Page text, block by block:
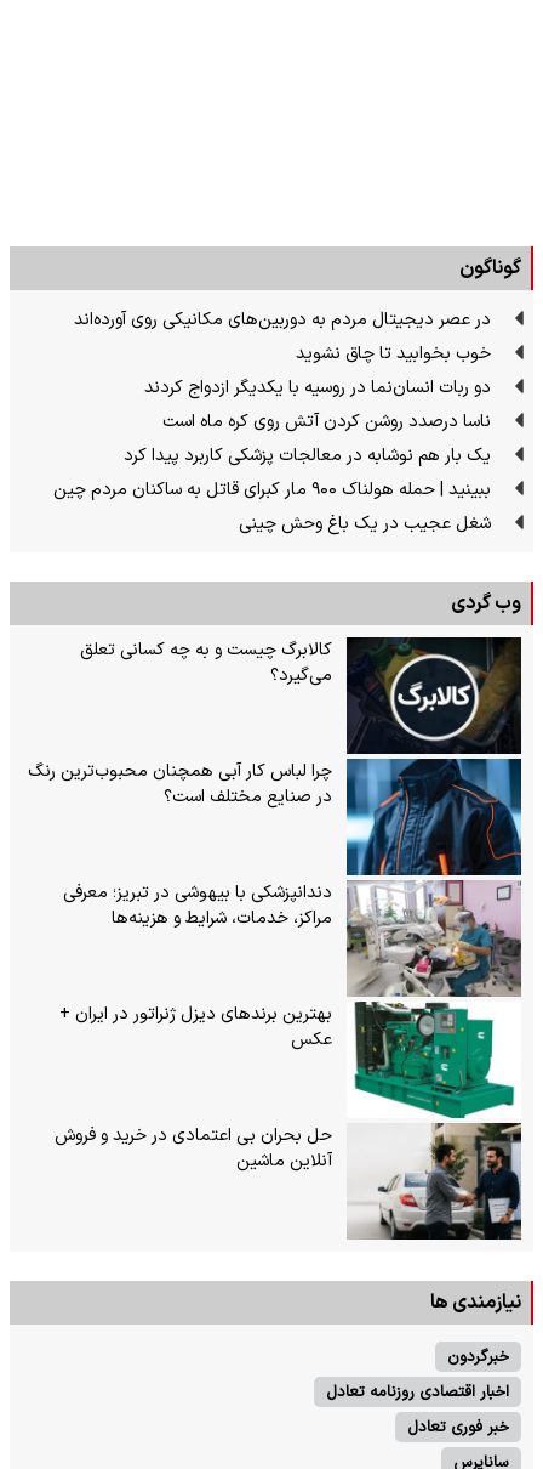
گوناگون
در عصر دیجیتال مردم به دوربین‌های مکانیکی روی آورده‌اند
خوب بخوابید تا چاق نشوید
دو ربات انسان‌نما در روسیه با یکدیگر ازدواج کردند
ناسا درصدد روشن کردن آتش روی کره ماه است
یک بار هم نوشابه در معالجات پزشکی کاربرد پیدا کرد
ببینید | حمله هولناک ۹۰۰ مار کبرای قاتل به ساکنان مردم چین
شغل عجیب در یک باغ وحش چینی
وب گردی
کالابرگ چیست و به چه کسانی تعلق
می‌گیرد؟
چرا لباس کار آبی همچنان محبوب‌ترین رنگ
در صنایع مختلف است؟
دندانپزشکی با بیهوشی در تبریز؛ معرفی
مراکز، خدمات، شرایط و هزینه‌ها
بهترین برندهای دیزل ژنراتور در ایران +
عکس
حل بحران بی‌ اعتمادی در خرید و فروش
آنلاین ماشین
نیازمندی ها
خبرگردون
اخبار اقتصادی روزنامه تعادل
خبر فوری تعادل
ساناپرس